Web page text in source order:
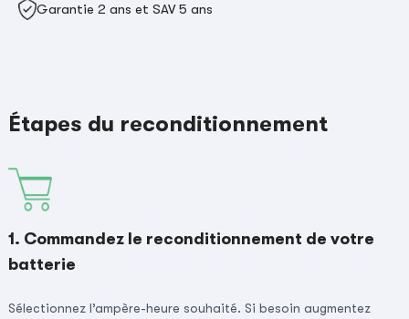
Garantie 2 ans et SAV 5 ans
Étapes du reconditionnement
1. Commandez le reconditionnement de votre
batterie
Sélectionnez l’ampère-heure souhaité. Si besoin augmentez